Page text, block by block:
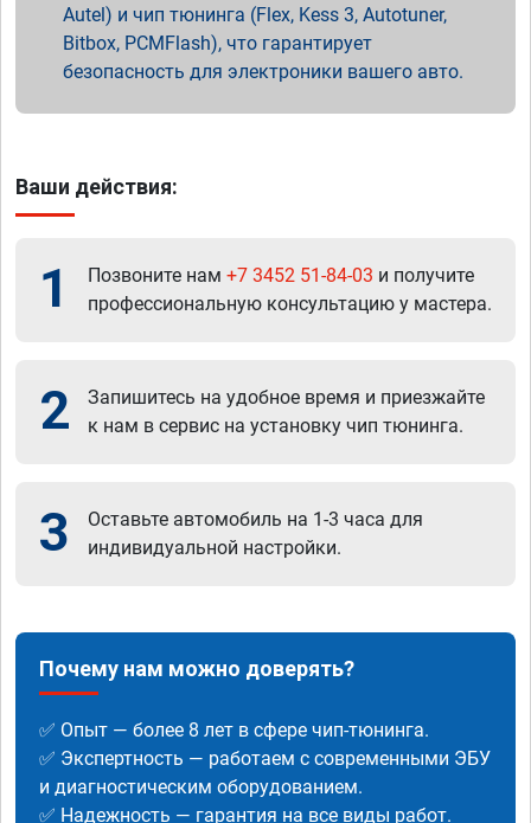
Autel) и чип тюнинга (Flex, Kess 3, Autotuner,
Bitbox, PCMFlash), что гарантирует
безопасность для электроники вашего авто.
Ваши действия:
1 Позвоните нам +7 3452 51-84-03 и получите
профессиональную консультацию у мастера.
2
Запишитесь на удобное время и приезжайте
к нам в сервис на установку чип тюнинга.
3
Оставьте автомобиль на 1-3 часа для
индивидуальной настройки.
Почему нам можно доверять?
✅ Опыт — более 8 лет в сфере чип-тюнинга.
✅ Экспертность — работаем с современными ЭБУ
и диагностическим оборудованием.
✅ Надежность — гарантия на все виды работ.